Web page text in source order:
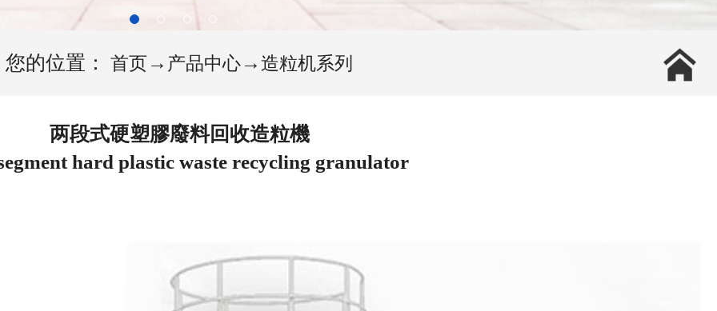
您的位置： 首页 → 产品中心→造粒机系列
两段式硬塑膠廢料回收造粒機
hard plastic waste recycling granulator